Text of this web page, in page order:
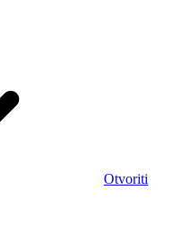
Otvoriti